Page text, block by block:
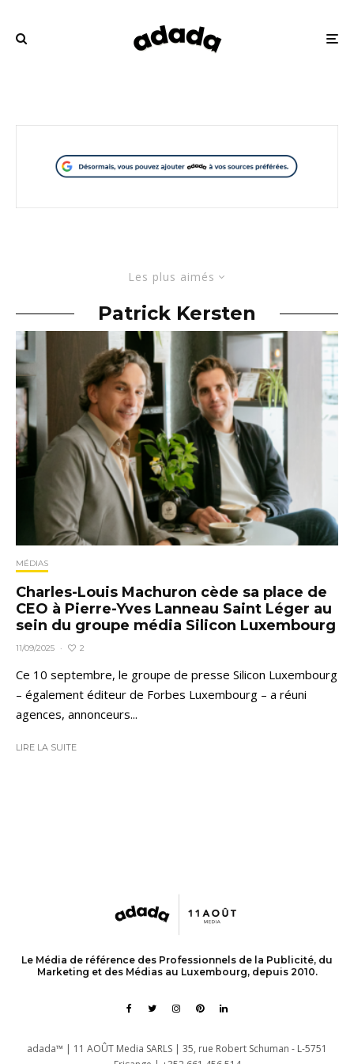
Les plus aimés
Patrick Kersten
MÉDIAS
Charles-Louis Machuron cède sa place de
CEO à Pierre-Yves Lanneau Saint Léger au
sein du groupe média Silicon Luxembourg
11/09/2025 · 2
Ce 10 septembre, le groupe de presse Silicon Luxembourg
– également éditeur de Forbes Luxembourg – a réuni
agences, annonceurs...
LIRE LA SUITE
Le Média de référence des Professionnels de la Publicité, du
Marketing et des Médias au Luxembourg, depuis 2010.
adada™ | 11 AOÛT Media SARLS | 35, rue Robert Schuman - L-5751